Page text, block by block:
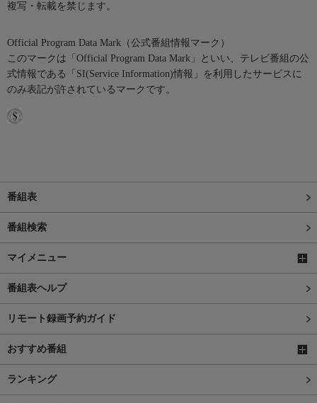
複写・転載を禁じます。
Official Program Data Mark（公式番組情報マーク）
このマークは「Official Program Data Mark」といい、テレビ番組の公
式情報である「SI(Service Information)情報」を利用したサービスに
のみ表記が許されているマークです。
番組表
番組検索
マイメニュー
番組表ヘルプ
リモート録画予約ガイド
おすすめ番組
ランキング